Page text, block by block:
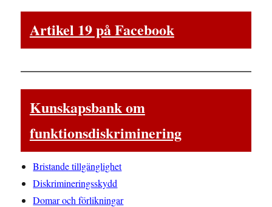
Artikel 19 på Facebook
Kunskapsbank om
funktionsdiskriminering
Bristande tillgänglighet
Diskrimineringsskydd
Domar och förlikningar